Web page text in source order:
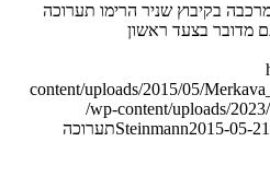
בקיבוץ שניר הרימו תערוכה
מדובר בצעד ראשון
content/uploads/2015/05/
/wp-content/uploads/
Steinmann2015-05-
תערוכה